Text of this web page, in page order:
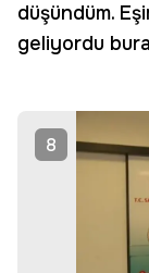
düşündüm.
geliyordu
8